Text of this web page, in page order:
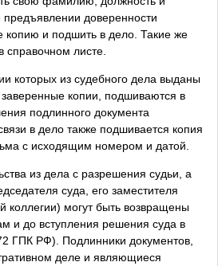
предъявлении доверенности
копию и подшить в дело. Такие же
справочном листе.
которых из судебного дела выданы
копии, подшиваются в
подлинного документа
в дело также подшивается копия
с исходящим номером и датой.
из дела с разрешения судьи, а
суда, его заместителя
коллегии) могут быть возвращены
и до вступления решения суда в
ГПК РФ). Подлинники документов,
деле и являющиеся